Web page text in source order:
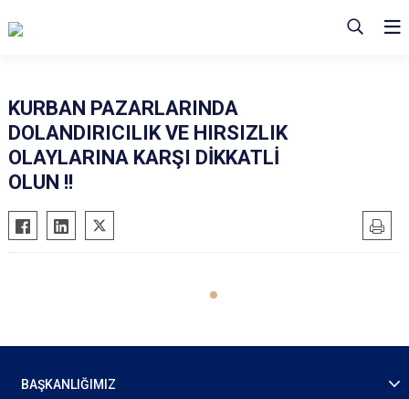
KURBAN PAZARLARINDA
DOLANDIRICILIK VE HIRSIZLIK
OLAYLARINA KARŞI DİKKATLİ
OLUN !!
BAŞKANLIĞIMIZ